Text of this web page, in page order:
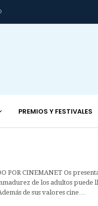
PREMIOS Y FESTIVALES
POR CINEMANET Os
de los adultos puede
de sus valores cine…